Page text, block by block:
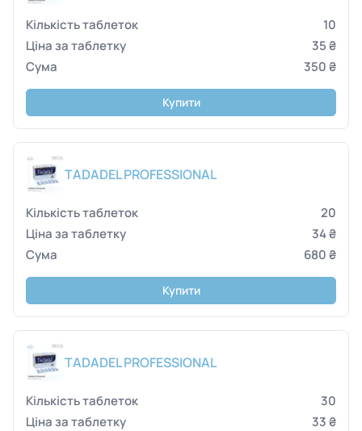
10
35 ₴
350 ₴
Купити
TADADEL PROFESSIONAL
20
34 ₴
680 ₴
Купити
TADADEL PROFESSIONAL
30
33 ₴